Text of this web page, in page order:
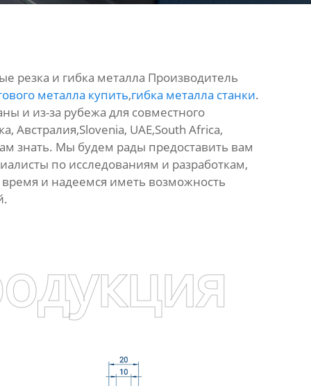
резка и гибка металла Производитель
металла купить,гибка металла станки.
и из-за рубежа для совместного
Австралия,Slovenia, UAE,South Africa,
знать. Мы будем рады предоставить вам
по исследованиям и разработкам,
и надеемся иметь возможность